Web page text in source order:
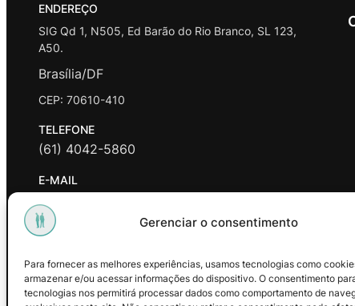
Gerenciar o consentimento
Para fornecer as melhores experiências, usamos tecnologias como
armazenar e/ou acessar informações do dispositivo. O consentimento
tecnologias nos permitirá processar dados como comportamento de
ENDEREÇO
SIG Qd 1, N505, Ed Barão do Rio Branco, SL 123,
A50.
Brasília/DF
CEP: 70610-410
TELEFONE
(61) 4042-5860
E-MAIL
contato@promasters.net.br
HORÁRIO DE ATENDIMENTO
Facebook Instagram Youtube